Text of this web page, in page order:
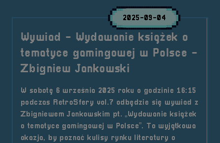
2025-09-04
Wywiad - Wydawanie książek o
tematyce gamingowej w Polsce -
Zbigniew Jankowski
W sobotę 6 września 2025 roku o godzinie 16:15
podczas RetroSfery vol.7 odbędzie się wywiad z
Zbigniewem Jankowskim pt. „Wydawanie książek
o tematyce gamingowej w Polsce”. To wyjątkowa
okazja, by poznać kulisy rynku literatury o